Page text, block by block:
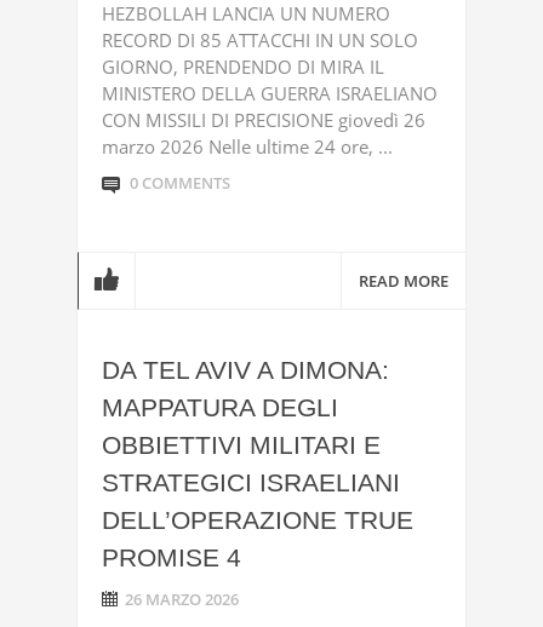
HEZBOLLAH LANCIA UN NUMERO
RECORD DI 85 ATTACCHI IN UN SOLO
GIORNO, PRENDENDO DI MIRA IL
MINISTERO DELLA GUERRA ISRAELIANO
CON MISSILI DI PRECISIONE giovedì 26
marzo 2026 Nelle ultime 24 ore, ...
0 COMMENTS
READ MORE
DA TEL AVIV A DIMONA:
MAPPATURA DEGLI
OBBIETTIVI MILITARI E
STRATEGICI ISRAELIANI
DELL’OPERAZIONE TRUE
PROMISE 4
26 MARZO 2026